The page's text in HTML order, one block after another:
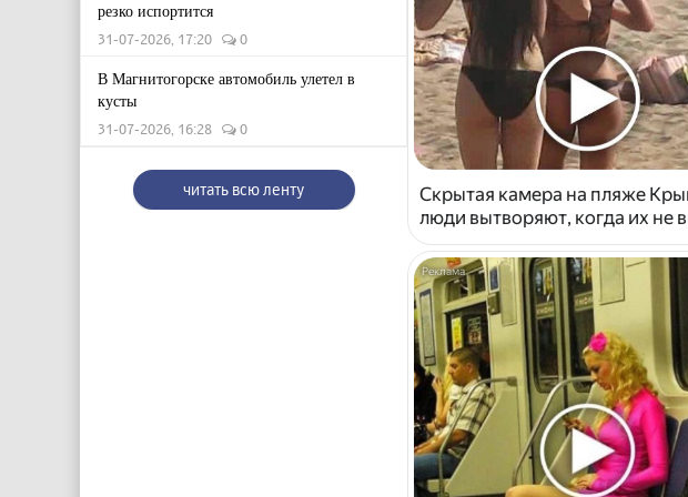
резко испортится
31-07-2026, 17:20 0
В Магнитогорске автомобиль улетел в
кусты
31-07-2026, 16:28 0
читать всю ленту
Скрытая камера на пляже
люди вытворяют, когда их не